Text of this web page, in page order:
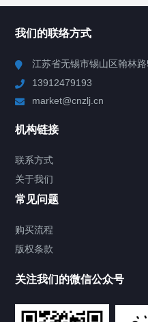
Chiller高精度制冷循环器
TCU温度控制单元
Chiller气体控温系统
我们的联络方式
江苏省无锡市锡山区翰林
13912479193
market@cnzlj.cn
机构链接
联系方式
关于我们
常见问题
购买流程
版权条款
关注我们的微信公众号